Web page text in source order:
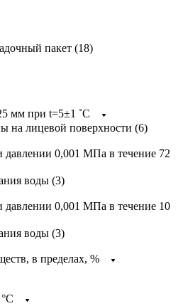
пакет (18)
мм при t=5±1 ˚С
на лицевой поверхности (6)
давлении 0,001 МПа в течение 72
воды (3)
давлении 0,001 МПа в течение 10
воды (3)
в пределах, %